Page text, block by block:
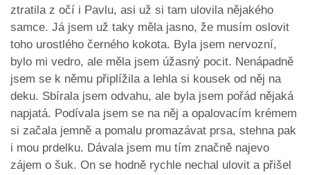
ztratila z očí i Pavlu, asi už si tam ulovila nějakého
samce. Já jsem už taky měla jasno, že musím oslovit
toho urostlého černého kokota. Byla jsem nervozní,
bylo mi vedro, ale měla jsem úžasný pocit. Nenápadně
jsem se k němu připlížila a lehla si kousek od něj na
deku. Sbírala jsem odvahu, ale byla jsem pořád nějaká
napjatá. Podívala jsem se na něj a opalovacím krémem
si začala jemně a pomalu promazávat prsa, stehna pak
i mou prdelku. Dávala jsem mu tím značně najevo
zájem o šuk. On se hodně rychle nechal ulovit a přišel